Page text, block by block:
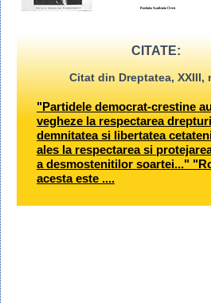
CITATE:
Citat din Dreptatea, XXIII,
"Partidele democrat-crestine
vegheze la respectarea
demnitatea si libertatea
ales la respectarea si
a desmostenitilor soartei..."
acesta este ....